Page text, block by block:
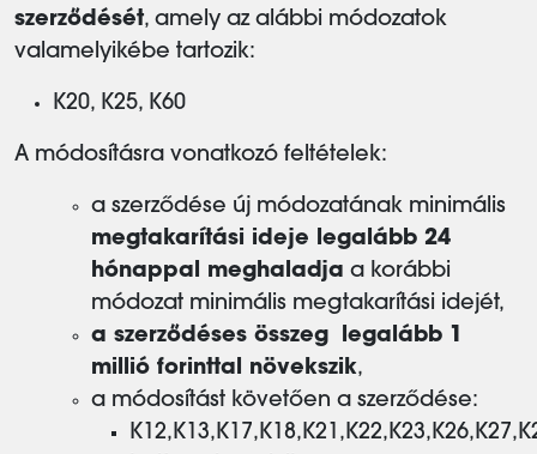
szerződését, amely az alábbi módozatok
valamelyikébe tartozik:
K20, K25, K60
A módosításra vonatkozó feltételek:
a szerződése új módozatának minimális
megtakarítási ideje legalább 24
hónappal meghaladja a korábbi
módozat minimális megtakarítási idejét,
a szerződéses összeg
legalább 1
millió forinttal növekszik,
a módosítást követően a szerződése: